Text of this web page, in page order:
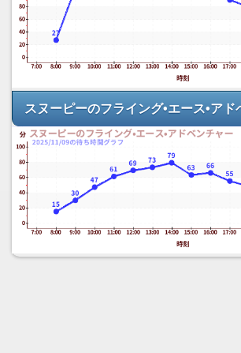
スヌーピーのフライング•エース•アド